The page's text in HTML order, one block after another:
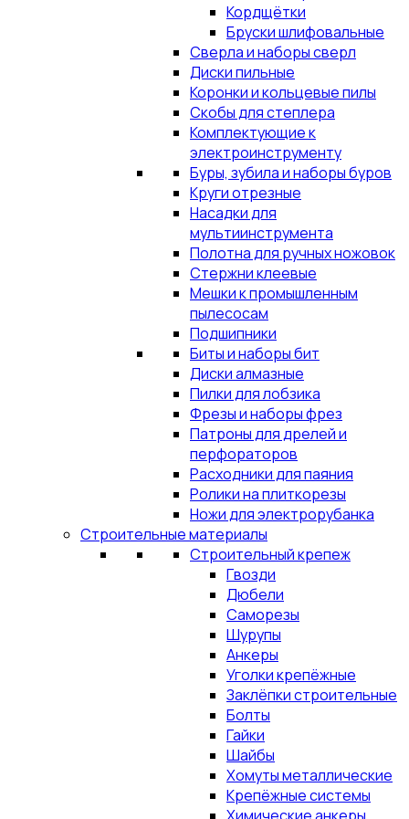
Кордщётки
Бруски шлифовальные
Сверла и наборы сверл
Диски пильные
Коронки и кольцевые пилы
Скобы для степлера
Комплектующие к
электроинструменту
Буры, зубила и наборы буров
Круги отрезные
Насадки для
мультиинструмента
Полотна для ручных ножовок
Стержни клеевые
Мешки к промышленным
пылесосам
Подшипники
Биты и наборы бит
Диски алмазные
Пилки для лобзика
Фрезы и наборы фрез
Патроны для дрелей и
перфораторов
Расходники для паяния
Ролики на плиткорезы
Ножи для электрорубанка
Строительные материалы
Строительный крепеж
Гвозди
Дюбели
Саморезы
Шурупы
Анкеры
Уголки крепёжные
Заклёпки строительные
Болты
Гайки
Шайбы
Хомуты металлические
Крепёжные системы